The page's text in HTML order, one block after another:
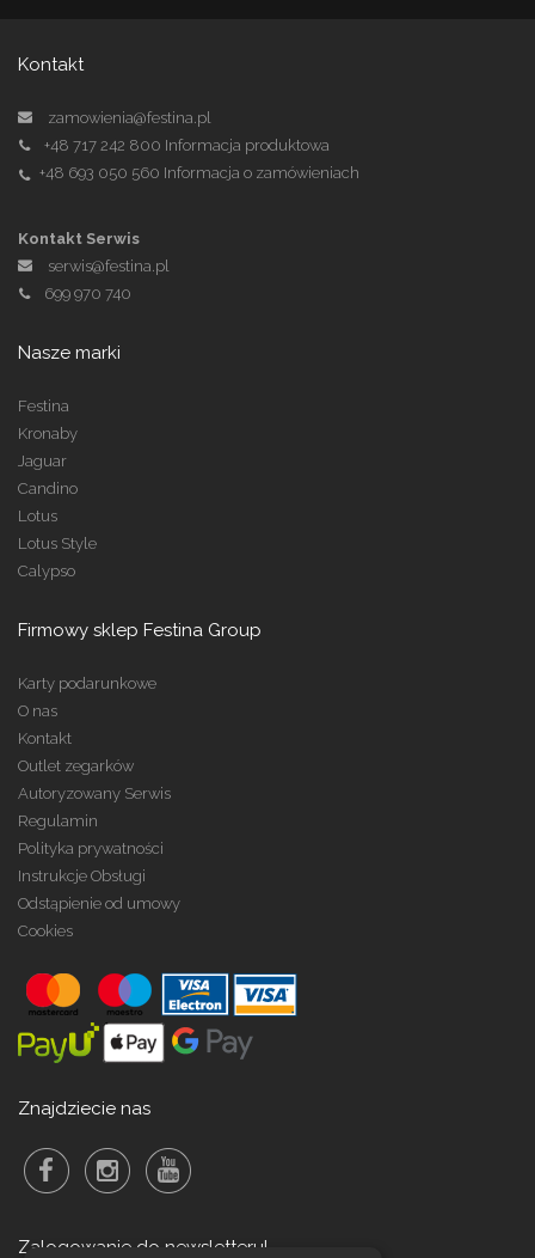
Kontakt
zamowienia@festina.pl
+48 717 242 800 Informacja produktowa
+48 693 050 560 Informacja o zamówieniach
Kontakt Serwis
serwis@festina.pl
699 970 740
Nasze marki
Festina
Kronaby
Jaguar
Candino
Lotus
Lotus Style
Calypso
Firmowy sklep Festina Group
Karty podarunkowe
O nas
Kontakt
Outlet zegarków
Autoryzowany Serwis
Regulamin
Polityka prywatności
Instrukcje Obsługi
Odstąpienie od umowy
Cookies
Znajdziecie nas
Zalogowanie do newsletteru!